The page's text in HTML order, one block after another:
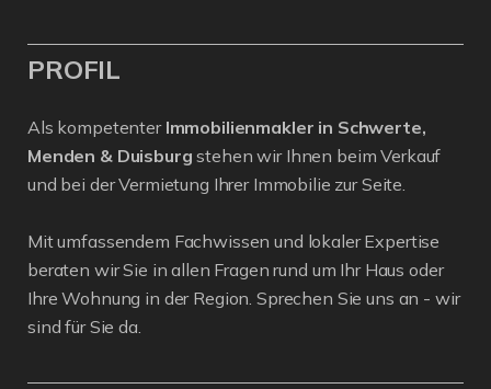
PROFIL
Als kompetenter Immobilienmakler in Schwerte,
Menden & Duisburg stehen wir Ihnen beim Verkauf
und bei der Vermietung Ihrer Immobilie zur Seite.
Mit umfassendem Fachwissen und lokaler Expertise
beraten wir Sie in allen Fragen rund um Ihr Haus oder
Ihre Wohnung in der Region. Sprechen Sie uns an - wir
sind für Sie da.